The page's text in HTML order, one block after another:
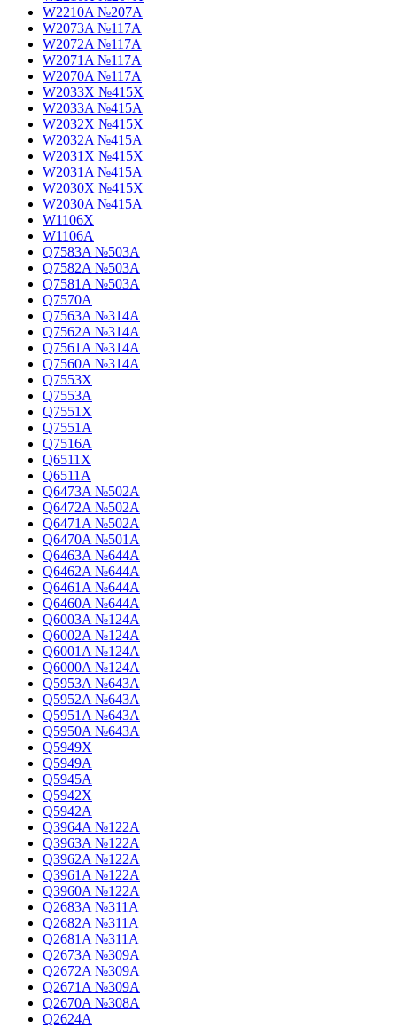
W2210A №207A
W2073A №117A
W2072A №117A
W2071A №117A
W2070A №117A
W2033X №415X
W2033A №415A
W2032X №415X
W2032A №415A
W2031X №415X
W2031A №415A
W2030X №415X
W2030A №415A
W1106X
W1106A
Q7583A №503A
Q7582A №503A
Q7581A №503A
Q7570A
Q7563A №314A
Q7562A №314A
Q7561A №314A
Q7560A №314A
Q7553X
Q7553A
Q7551X
Q7551A
Q7516A
Q6511X
Q6511A
Q6473A №502A
Q6472A №502A
Q6471A №502A
Q6470A №501A
Q6463A №644A
Q6462A №644A
Q6461A №644A
Q6460A №644A
Q6003A №124A
Q6002A №124A
Q6001A №124A
Q6000A №124A
Q5953A №643A
Q5952A №643A
Q5951A №643A
Q5950A №643A
Q5949X
Q5949A
Q5945A
Q5942X
Q5942A
Q3964A №122A
Q3963A №122A
Q3962A №122A
Q3961A №122A
Q3960A №122A
Q2683A №311A
Q2682A №311A
Q2681A №311A
Q2673A №309A
Q2672A №309A
Q2671A №309A
Q2670A №308A
Q2624A